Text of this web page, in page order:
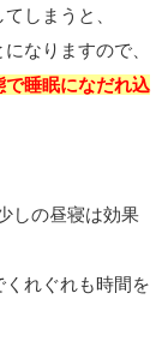
しまうと、
なりますので、
睡眠になだれ込
しの昼寝は効果
れぐれも時間を